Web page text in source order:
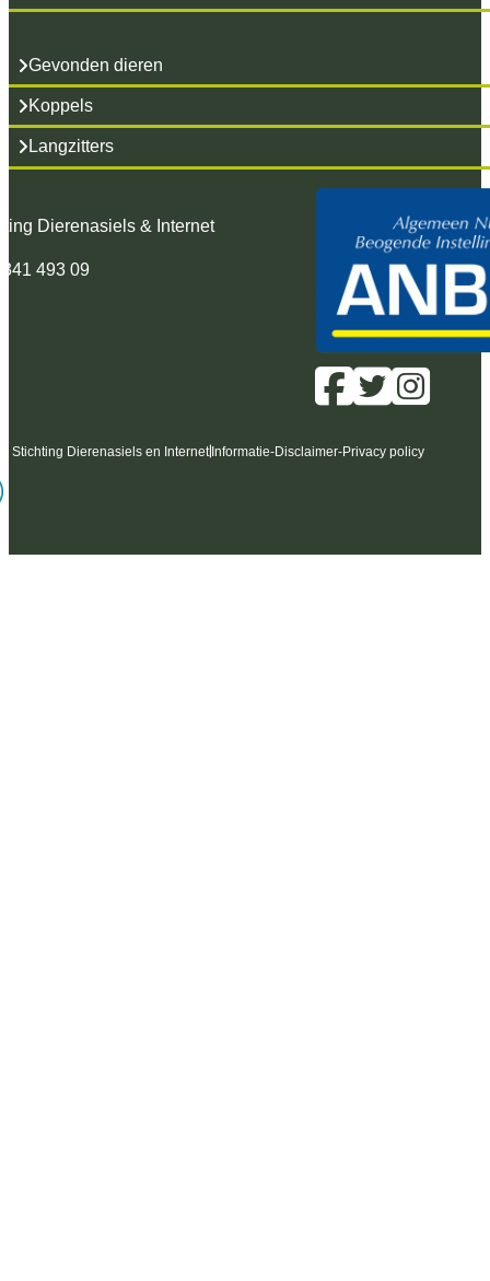
Gevonden dieren
Koppels
Langzitters
Dierenasiels & Internet
493 09
Stichting Dierenasiels en Internet Informatie-Disclaimer-Privacy policy